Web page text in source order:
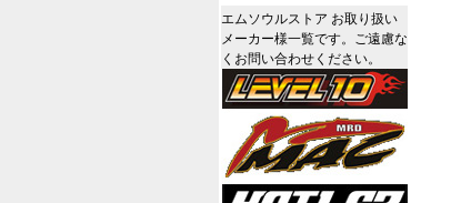
エムソウルストア お取り扱い
メーカー様一覧です。ご遠慮な
くお問い合わせください。